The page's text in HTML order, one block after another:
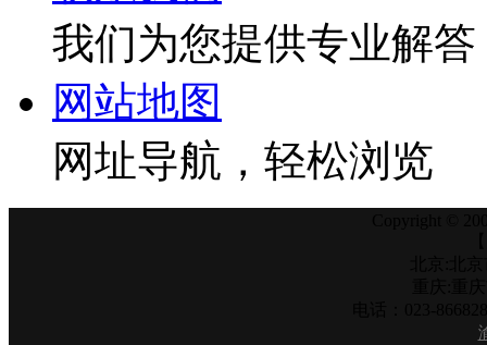
我们为您提供专业解答
网站地图
网址导航，轻松浏览